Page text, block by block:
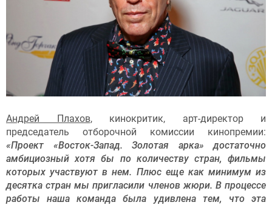
Андрей Плахов, кинокритик, арт-директор и
председатель отборочной комиссии кинопремии:
«Проект «Восток-Запад. Золотая арка» достаточно
амбициозный хотя бы по количеству стран, фильмы
которых участвуют в нем. Плюс еще как минимум из
десятка стран мы пригласили членов жюри. В процессе
работы наша команда была удивлена тем, что эта